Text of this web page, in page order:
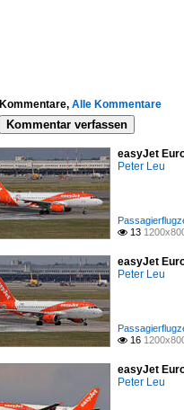
Kommentare, Alle Kommentare
Kommentar verfassen
easyJet
Peter Leu
 13
easyJet
Peter Leu
 16
easyJet
Peter Leu